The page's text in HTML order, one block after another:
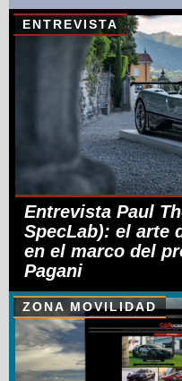
ENTREVISTA
Entrevista Paul
SpecLab): el arte
en el marco del
Pagani
ZONA MOVILIDAD